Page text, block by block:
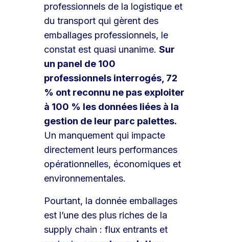
professionnels de la logistique et
du transport qui gèrent des
emballages professionnels, le
constat est quasi unanime.Sur
un panel de 100
professionnels interrogés, 72
% ont reconnu ne pas exploiter
à 100 % les données liées à la
gestion de leur parc palettes.
Un manquement qui impacte
directement leurs performances
opérationnelles, économiques et
environnementales.
Pourtant, la donnée emballages
est l’une des plus riches de la
supply chain : flux entrants et